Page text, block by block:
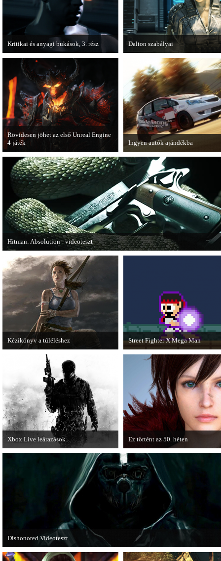
Kritikai és anyagi bukások, 3. rész
A PC Guru "Kritikai és anyagi bukások"
című cikksorozatának utolsó részét
olvashatjuk.
Dalton szabályai
Új videóval jelentkezik az
Games játéka, a Fuse.
Rövidesen jöhet az első Unreal Engine
4 játék
A Zombie Studios készölő játéka az
Epic Games legújabb motorját, az
Unreal Engine 4-et fogja használni.
Ingyen autók ajándékba
A Forza Horizon készítői
letölthető autókkal kedveskednek
játékosok számára.
Hitman: Absolution - videoteszt
A PC Gurutól Bate és Chris mutatják be a legújabb Hitmant.
Kézikönyv a túléléshez
A Tomb Raider sem ússza meg a
manapság már kötelező videosorozatot.
Street Fighter X Mega Man
A Capcom ismert karakterei ismét
összecsapnak - ingyenesen
Street Fighter X Mega Man.
Xbox Live leárazások
December 18-án az Xbox Live
rendszerében is elkezdődnek a
Ez történt az 50. héten
A héten nagyot villantottak a
fejlesztők. A Phamtom Pain
Square Enix techdemója is ütött.
Dishonored Videoteszt
Chris és Wilson bemutatja a 2012-es év egyik legnagyobb meglepetését.